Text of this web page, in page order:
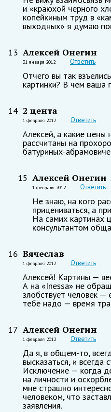
и «краюхой черного
копейкиным труд в
выходных» я думаю
13 Алексей Онегин
31 января 2012 Ответить
Отчего вы так
картинки? В чем ваша
14 2 цента
1 февраля 2012 Ответить
Алексей, а какие цены
рассчитаны на
батуриных-
15 Алексей Онегин
1 февраля 2012 Ответить
Не знаю, на кого
прицениваться, а
На самих картинах
консультантом
16 Вячеслав
1 февраля 2012 Ответить
Алексей! Картины —
А на «Inessa» не
злобствует человек
тебе надо — время
17 Алексей Онегин
1 февраля 2012 Ответить
Да я, в общем-то,
высказаться, и всегда
Исключение — когда
на личности и
мне страшно
человеком, что
заявления.